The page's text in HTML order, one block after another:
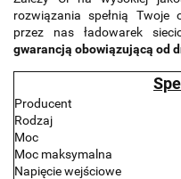
rozwiązania spełnią Twoje
przez nas ładowarek
gwarancją obowiązującą od
Producent
Rodzaj
Moc
Moc maksymalna
Napięcie wejściowe